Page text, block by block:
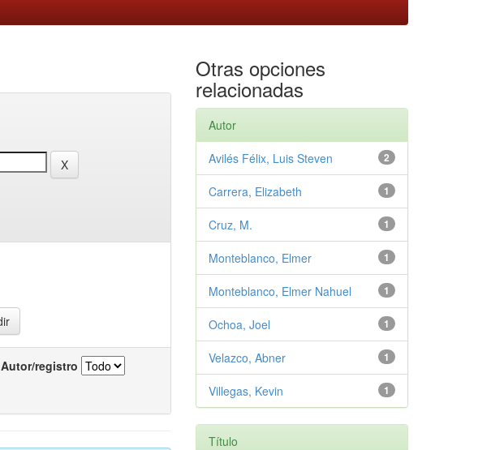
Autor/registro
Otras opciones
relacionadas
Autor
2
Avilés Félix, Luis Steven
1
Carrera, Elizabeth
1
Cruz, M.
1
Monteblanco, Elmer
1
Monteblanco, Elmer Nahuel
1
Ochoa, Joel
1
Velazco, Abner
1
Villegas, Kevin
Título